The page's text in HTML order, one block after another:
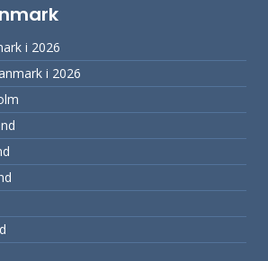
i 2026
i 2026